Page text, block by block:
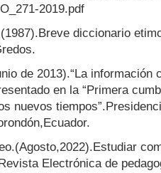
2019.pdf
diccionario
de 2013).“La
en la “Primera
nuevos
Electrónica de